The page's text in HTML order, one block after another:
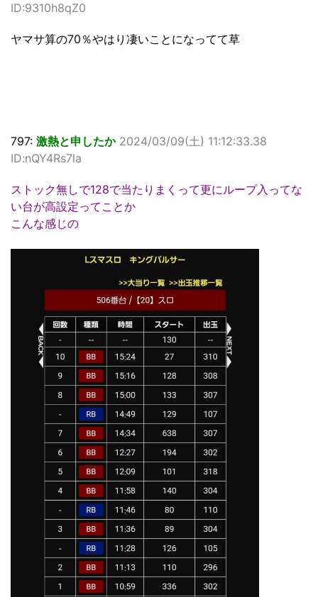
ID:9310h8qZ0
ヤマサ算の70％やはり凄いことになってて草
797: 激熱と申したか 2024/03/09(土) 11:12:33.38
ID:nQY4Rs7la
ストック無しで128で当たりまくって更にループ入ってな
い台が高設定ってことか
こんな感じの